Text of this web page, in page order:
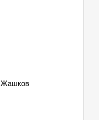
Кирпич рядовой М100 Жашков